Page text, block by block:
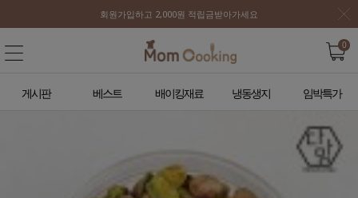
회원가입하고 2,000원 적립금받아가세요
0
게시판 베스트 배이킹재료 냉동생지 임박특가